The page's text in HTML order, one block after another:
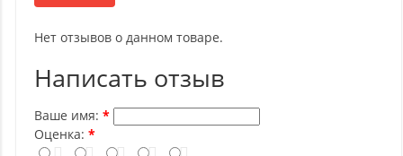
Нет отзывов о данном товаре.
Написать отзыв
Ваше имя:
Оценка: